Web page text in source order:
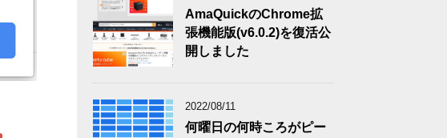
AmaQuickのChrome拡
張機能版(v6.0.2)を復活公
開しました
2022/08/11
何曜日の何時ころがピー